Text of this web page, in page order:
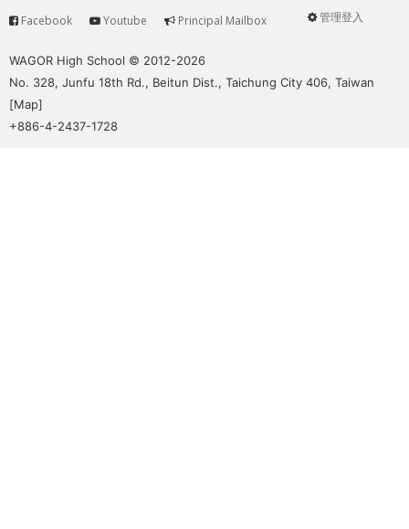
User
管理登入
Service
Facebook Youtube Principal Mailbox
WAGOR High School © 2012-2026
No. 328, Junfu 18th Rd., Beitun Dist., Taichung City 406, Taiwan
[Map]
+886-4-2437-1728